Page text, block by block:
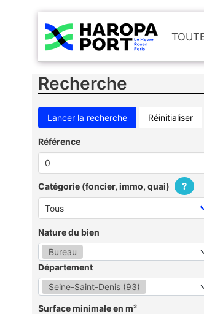
Recherche
Réinitialiser
Référence
Catégorie (foncier, immo, quai) ?
Nature du bien
Bureau
Département
Seine-Saint-Denis (93)
Surface minimale en m²